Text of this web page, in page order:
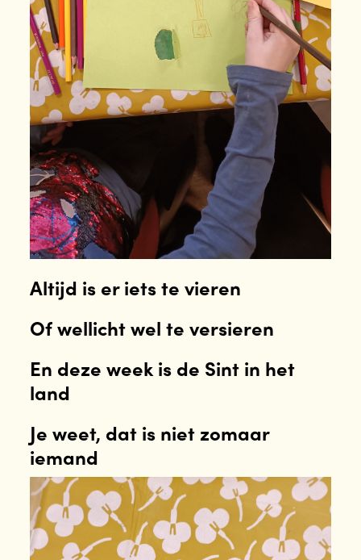
Altijd is er iets te vieren
Of wellicht wel te versieren
En deze week is de Sint in het
land
Je weet, dat is niet zomaar
iemand